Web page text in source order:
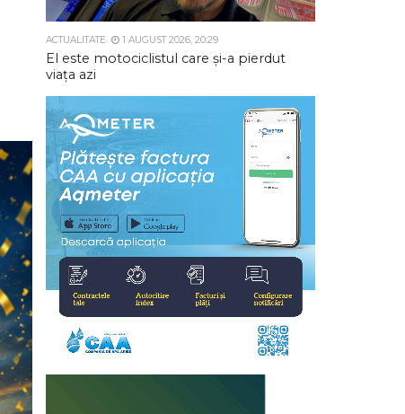
ACTUALITATE 1 AUGUST 2026, 20:29
El este motociclistul care și-a pierdut
viața azi